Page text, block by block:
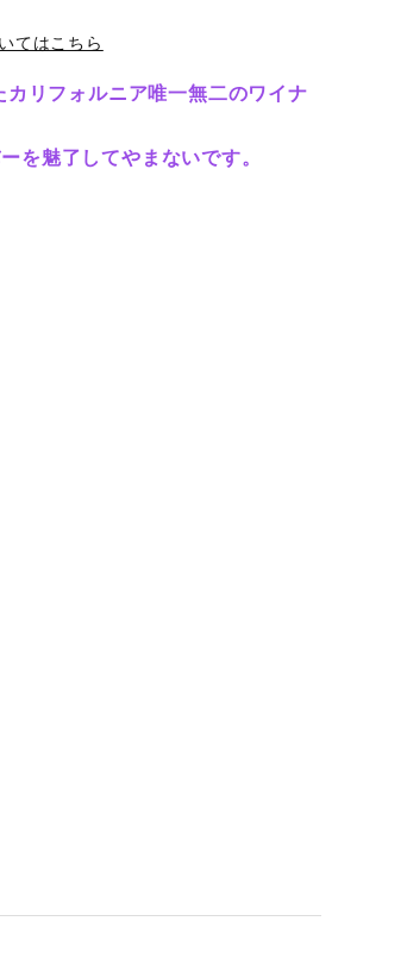
てはこちら
リフォルニア唯一無二のワイナ
を魅了してやまないです。